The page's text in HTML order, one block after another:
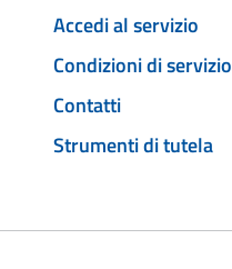
Accedi al servizio
Condizioni di servizio
Contatti
Strumenti di tutela